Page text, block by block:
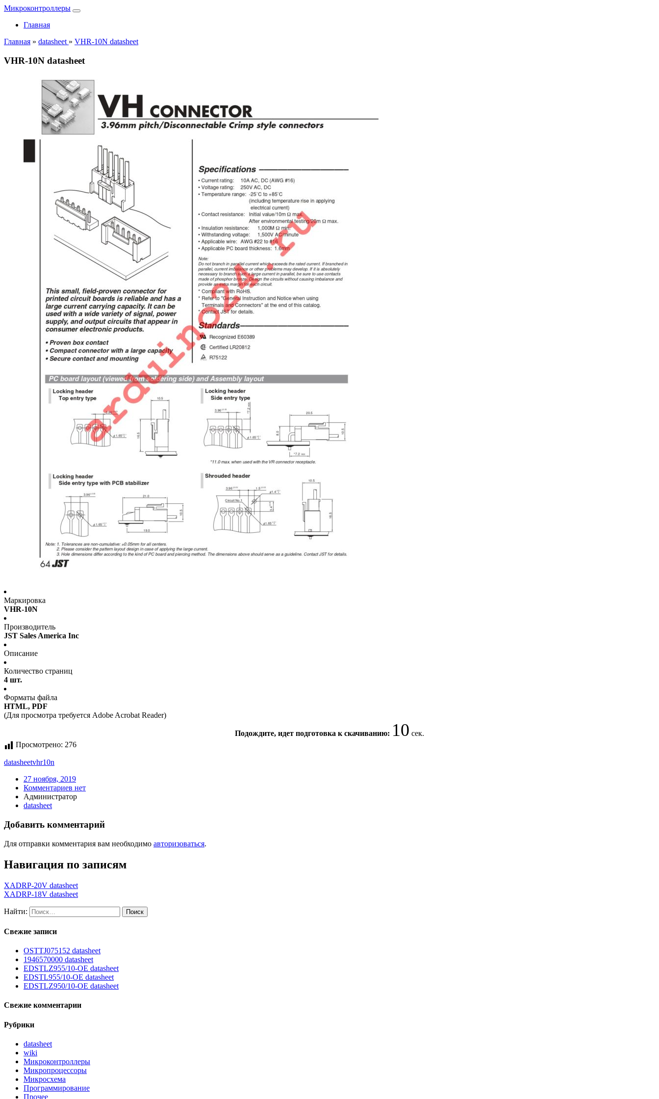
Микроконтроллеры
Главная
Главная » datasheet » VHR-10N datasheet
VHR-10N datasheet
Маркировка
VHR-10N
Производитель
JST Sales America Inc
Описание
Количество страниц
4 шт.
Форматы файла
HTML, PDF
(Для просмотра требуется Adobe Acrobat Reader)
Подождите, идет подготовка к скачиванию: 10 сек.
Просмотрено: 276
datasheetvhr10n
27 ноября, 2019
Комментариев нет
Администратор
datasheet
Добавить комментарий
Для отправки комментария вам необходимо авторизоваться.
Навигация по записям
XADRP-20V datasheet
XADRP-18V datasheet
Найти:
Свежие записи
OSTTJ075152 datasheet
1946570000 datasheet
EDSTLZ955/10-OE datasheet
EDSTL955/10-OE datasheet
EDSTLZ950/10-OE datasheet
Свежие комментарии
Рубрики
datasheet
wiki
Микроконтроллеры
Микропроцессоры
Микросхема
Программирование
Прочее